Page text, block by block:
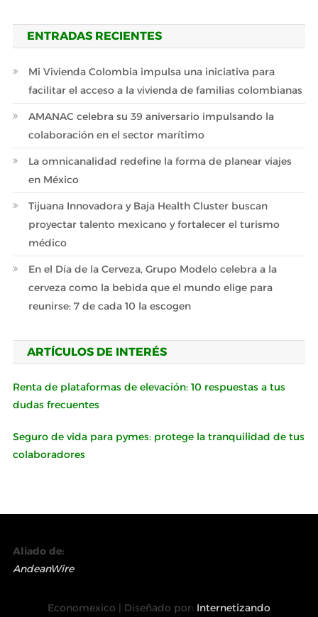
ENTRADAS RECIENTES
Mi Vivienda Colombia impulsa una iniciativa para
facilitar el acceso a la vivienda de familias colombianas
AMANAC celebra su 39 aniversario impulsando la
colaboración en el sector marítimo
La omnicanalidad redefine la forma de planear viajes
en México
Tijuana Innovadora y Baja Health Cluster buscan
proyectar talento mexicano y fortalecer el turismo
médico
En el Día de la Cerveza, Grupo Modelo celebra a la
cerveza como la bebida que el mundo elige para
reunirse: 7 de cada 10 la escogen
ARTÍCULOS DE INTERÉS
Renta de plataformas de elevación: 10 respuestas a tus
dudas frecuentes
Seguro de vida para pymes: protege la tranquilidad de tus
colaboradores
Aliado de:
AndeanWire
Economexico | Diseñado por: Internetizando